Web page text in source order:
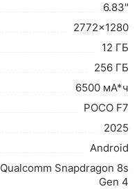
6.83"
2772x1280
12 ГБ
256 ГБ
6500 мА*ч
POCO F7
2025
Android
Qualcomm Snapdragon 8s
Gen 4